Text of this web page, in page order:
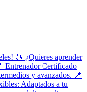
🎾 ¿Quieres aprender
Entrenador Certificado
y avanzados. 📍
Adaptados a tu